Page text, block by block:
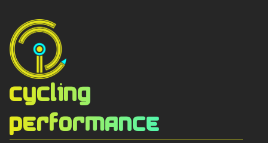
Cycling
Performance